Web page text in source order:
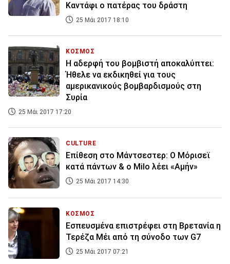
Καντάφι ο πατέρας του δράστη
25 Μάι 2017 18:10
ΚΟΣΜΟΣ
Η αδερφή του βομβιστή αποκαλύπτει:
Ήθελε να εκδικηθεί για τoυς
αμερικανικούς βομβαρδισμούς στη
Συρία
25 Μάι 2017 17:20
CULTURE
Eπίθεση στο Μάντσεστερ: Ο Μόρισεϊ
κατά πάντων & ο Milo λέει «Αμήν»
25 Μάι 2017 14:30
ΚΟΣΜΟΣ
Εσπευσμένα επιστρέφει στη Βρετανία η
Τερέζα Μέι από τη σύνοδο των G7
25 Μάι 2017 07:21